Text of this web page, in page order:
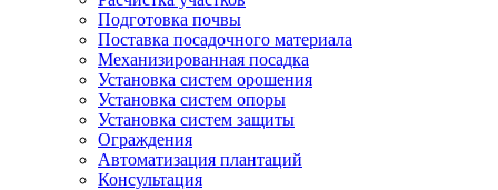
Подготовка почвы
Поставка посадочного материала
Механизированная посадка
Установка систем орошения
Установка систем опоры
Установка систем защиты
Ограждения
Автоматизация плантаций
Консультация